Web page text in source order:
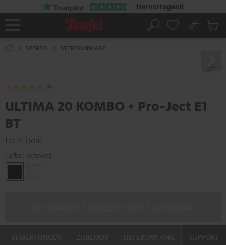
Startseite
Suche
No
STEREO STEREOANLAGE
(9)
ULTIMA 20 KOMBO + Pro-Ject E1
BT
Let it beat
Farbe: Schwarz
SUPPORT